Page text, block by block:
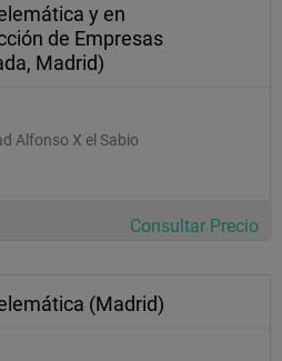
y en
de Empresas
Madrid)
Alfonso X el Sabio
Consultar Precio
(Madrid)